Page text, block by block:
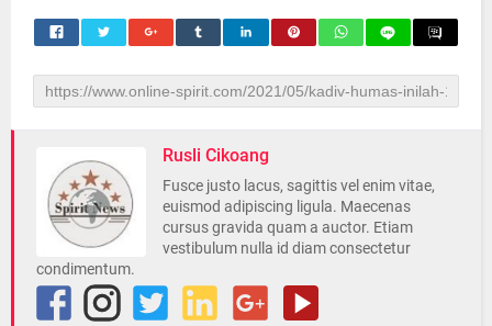
Rusli Cikoang
Fusce justo lacus, sagittis vel enim vitae,
euismod adipiscing ligula. Maecenas
cursus gravida quam a auctor. Etiam
vestibulum nulla id diam consectetur
condimentum.